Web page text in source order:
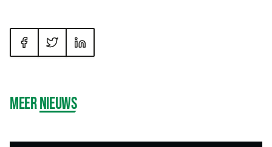
MEERNIEUWS